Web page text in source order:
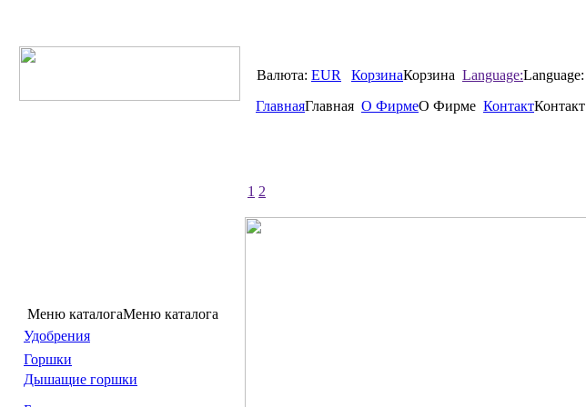
Валюта: EUR КорзинаКорзина Language:Language:
ГлавнаяГлавная О ФирмеО Фирме КонтактКонтакт
Меню каталогаМеню каталога
Удобрения
Горшки
Дышащие горшки
1 2